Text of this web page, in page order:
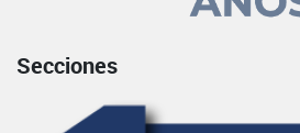
Secciones